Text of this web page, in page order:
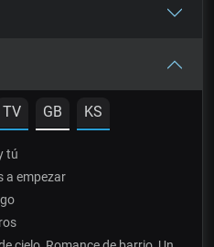
TV GB KS
tú
a empezar